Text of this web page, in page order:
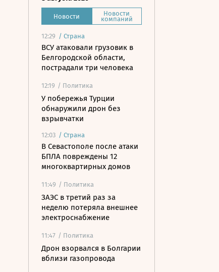
Новости Новости
компаний
12:29 / Страна
ВСУ атаковали грузовик в
Белгородской области,
пострадали три человека
12:19 / Политика
У побережья Турции
обнаружили дрон без
взрывчатки
12:03 / Страна
В Севастополе после атаки
БПЛА повреждены 12
многоквартирных домов
11:49 / Политика
ЗАЭС в третий раз за
неделю потеряла внешнее
электроснабжение
11:47 / Политика
Дрон взорвался в Болгарии
вблизи газопровода